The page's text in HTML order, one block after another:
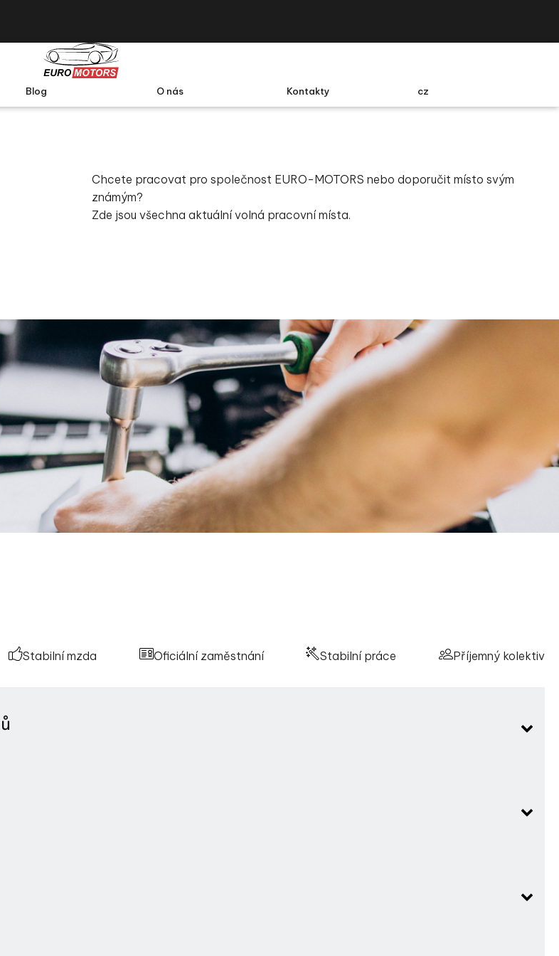
Blog O nás Kontakty cz
Chcete pracovat pro společnost EURO-MOTORS nebo doporučit místo svým
známým?
Zde jsou všechna aktuální volná pracovní místa.
Stabilní mzda Oficiální zaměstnání Stabilní práce Příjemný kolektiv